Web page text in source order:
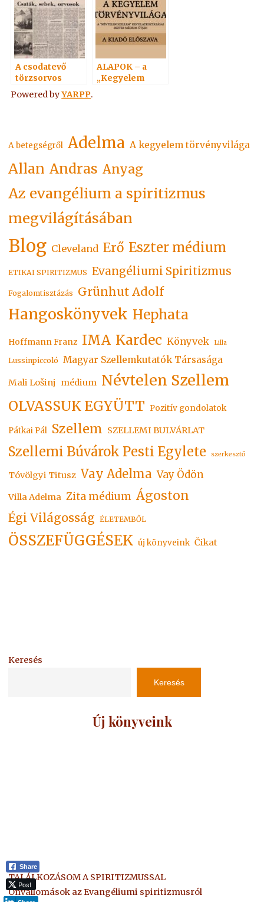
A csodatevő
törzsorvos
ALAPOK – a
„Kegyelem
Powered byYARPP.
A betegségről Adelma A kegyelem törvényvilága
Allan Andras Anyag
Az evangélium a spiritizmus
megvilágításában
Blog Cleveland Erő Eszter médium
ETIKAI SPIRITIZMUS Evangéliumi Spiritizmus
Fogalomtisztázás Grünhut Adolf
Hangoskönyvek Hephata
Hoffmann Franz IMA Kardec Könyvek Lilla
Lussinpiccoló Magyar Szellemkutatók Társasága
Mali Lošinj médium Névtelen Szellem
OLVASSUK EGYÜTT Pozitív gondolatok
Pátkai Pál Szellem SZELLEMI BULVÁRLAT
Szellemi Búvárok Pesti Egylete szerkesztő
Tóvölgyi Titusz Vay Adelma Vay Ödön
Villa Adelma Zita médium Ágoston
Égi Világosság ÉLETEMBŐL
ÖSSZEFÜGGÉSEK új könyveink Čikat
Keresés
Keresés
Új könyveink
TALÁLKOZÁSOM A SPIRITIZMUSSAL
Önvallomások az Evangéliumi spiritizmusról
Share
Post